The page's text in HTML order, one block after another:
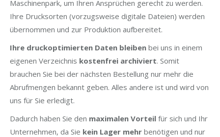
Maschinenpark, um Ihren Ansprüchen gerecht zu werden.
Ihre Drucksorten (vorzugsweise digitale Dateien) werden
übernommen und zur Produktion aufbereitet.
Ihre druckoptimierten Daten bleiben bei uns in einem
eigenen Verzeichnis kostenfrei archiviert. Somit
brauchen Sie bei der nächsten Bestellung nur mehr die
Abrufmengen bekannt geben. Alles andere ist und wird von
uns für Sie erledigt.
Dadurch haben Sie den maximalen Vorteil für sich und Ihr
Unternehmen, da Sie kein Lager mehr benötigen und nur